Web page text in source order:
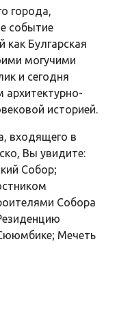
города,
событие
как Булгарская
могучими
и сегодня
архитектурно-
историей.
входящего в
Вы увидите:
Собор;
Собора
Мечеть